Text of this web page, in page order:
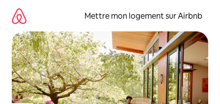
directement
contenu
Mettre mon logement sur Airbnb